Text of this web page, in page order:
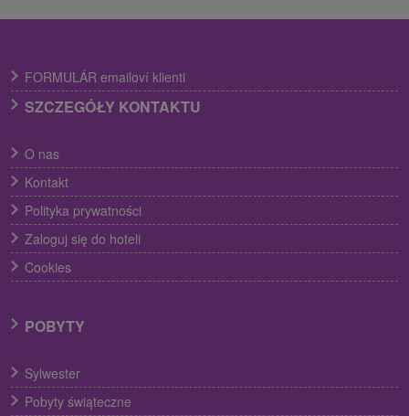
FORMULÁR emailoví klienti
SZCZEGÓŁY KONTAKTU
O nas
Kontakt
Polityka prywatności
Zaloguj się do hoteli
Cookies
POBYTY
Sylwester
Pobyty świąteczne